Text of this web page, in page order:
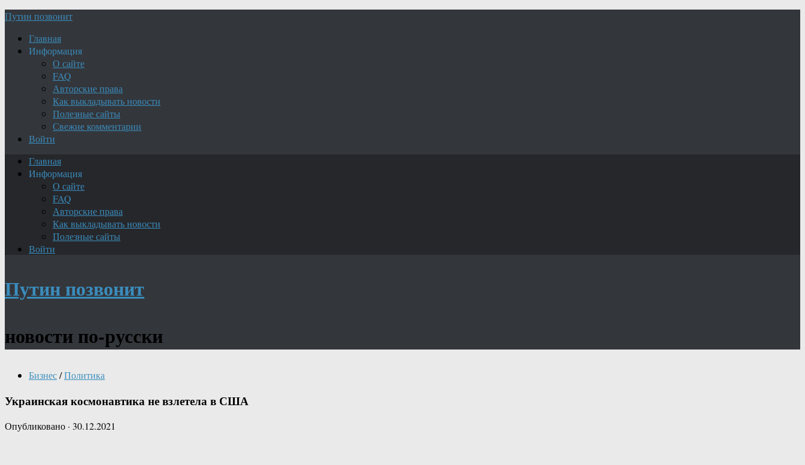
Путин позвонит
Главная
Информация
О сайте
FAQ
Авторские права
Как выкладывать новости
Полезные сайты
Свежие комментарии
Войти
Главная
Информация
О сайте
FAQ
Авторские права
Как выкладывать новости
Полезные сайты
Войти
Путин позвонит
новости по-русски
Бизнес/Политика
Украинская космонавтика не взлетела в США
Опубликовано · 30.12.2021